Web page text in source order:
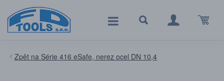
Série 416 eSafe, nerez ocel DN 10,4